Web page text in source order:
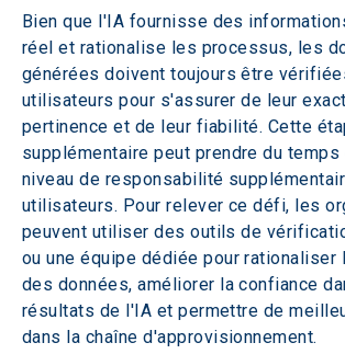
Bien que l'IA fournisse des
réel et rationalise les processus, les
générées doivent toujours être
utilisateurs pour s'assurer de leur
pertinence et de leur fiabilité. Cette
supplémentaire peut prendre du temps
niveau de responsabilité
utilisateurs. Pour relever ce défi, les
peuvent utiliser des outils de
ou une équipe dédiée pour rationaliser
des données, améliorer la confiance
résultats de l'IA et permettre de
dans la chaîne d'approvisionnement.